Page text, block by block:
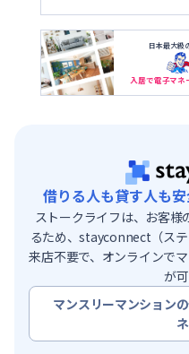
日本最大級
入居で電子マネ
借りる人も貸す人も
ストークライフは、お客様
るため、stayconnect（ステ
来店不要で、オンラインで
が
マンスリーマンション